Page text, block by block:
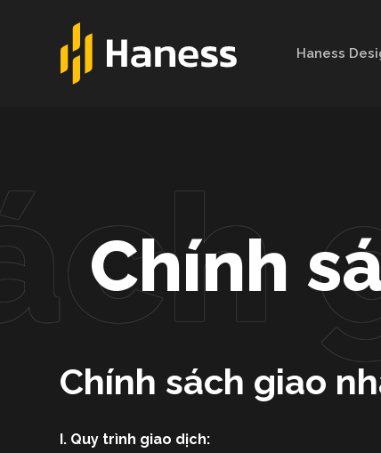
n
p
h
n
n
Haness
Chính
Chính sách giao
I. Quy trình giao dịch: